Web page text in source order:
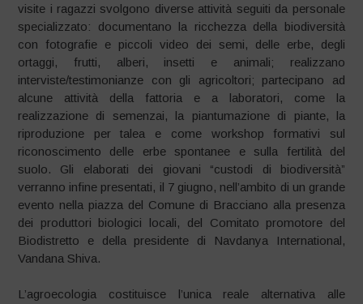
visite i ragazzi svolgono diverse attività seguiti da personale
specializzato: documentano la ricchezza della biodiversità
con fotografie e piccoli video dei semi, delle erbe, degli
ortaggi, frutti, alberi, insetti e animali; realizzano
interviste/testimonianze con gli agricoltori; partecipano ad
alcune attività della fattoria e a laboratori, come la
realizzazione di semenzai, la piantumazione di piante, la
riproduzione per talea e come workshop formativi sul
riconoscimento delle erbe spontanee e sulla fertilità del
suolo. Gli elaborati dei giovani “custodi di biodiversità”
verranno infine presentati, il 7 giugno, nell’ambito di un grande
evento nella piazza del Comune di Bracciano alla presenza
dei produttori biologici locali, del Comitato promotore del
Biodistretto e della presidente di Navdanya International,
Vandana Shiva.
L’agroecologia costituisce l’unica reale alternativa alle